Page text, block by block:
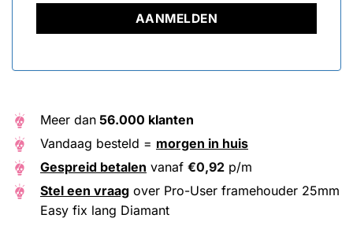
Meer dan 56.000 klanten
Vandaag besteld = morgen in huis
Gespreid betalen vanaf €0,92 p/m
Stel een vraag over Pro-User framehouder 25mm
Easy fix lang Diamant